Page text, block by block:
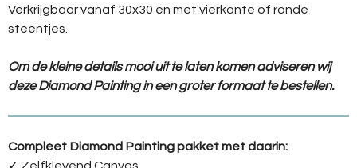
Verkrijgbaar vanaf 30x30 en met vierkante of ronde
steentjes.
Om de kleine details mooi uit te laten komen adviseren wij
deze Diamond Painting in een groter formaat te bestellen.
Compleet Diamond Painting pakket met daarin:
✓ Zelfklevend Canvas